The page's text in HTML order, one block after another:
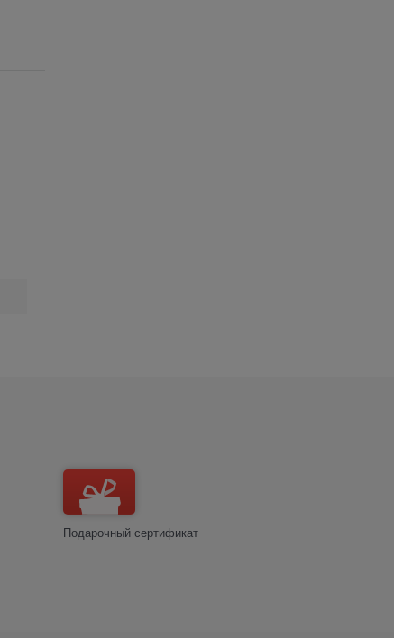
Подарочный сертификат